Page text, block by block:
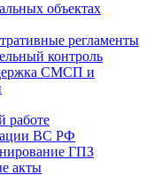
объектах
регламенты
контроль
СМСП и
работе
ВС РФ
ГПЗ
акты